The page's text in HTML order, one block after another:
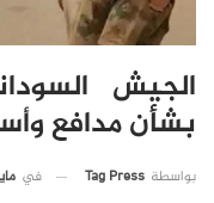
الجيش
بشأن مدافع
بواسطة Tag Press في مايو